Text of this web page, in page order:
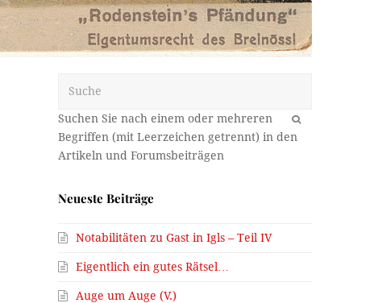
OK
Neueste Beiträge
Notabilitäten zu Gast in Igls – Teil IV
Eigentlich ein gutes Rätsel…
Auge um Auge (V.)